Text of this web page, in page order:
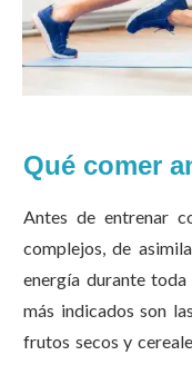
Qué comer
Antes de entrenar
complejos, de
energía durante
más indicados son
frutos secos y